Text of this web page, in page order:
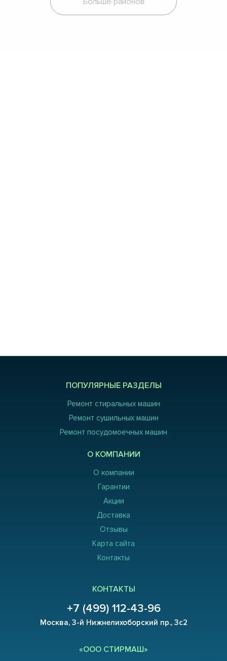
ПОПУЛЯРНЫЕ РАЗДЕЛЫ
Ремонт стиральных машин
Ремонт сушильных машин
Ремонт посудомоечных машин
О КОМПАНИИ
О компании
Гарантии
Акции
Доставка
Отзывы
Карта сайта
Контакты
КОНТАКТЫ
+7 (499) 112-43-96
Москва, 3-й Нижнелихоборский пр., 3с2
«ООО СТИРМАШ»